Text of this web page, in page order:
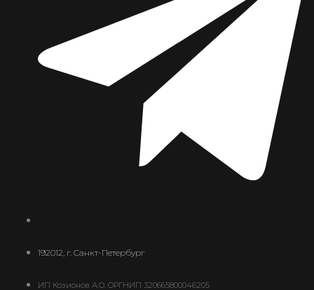
192012, г. Санкт-Петербург
ИП Козионов А.О. ОРГНИП 320665800046205